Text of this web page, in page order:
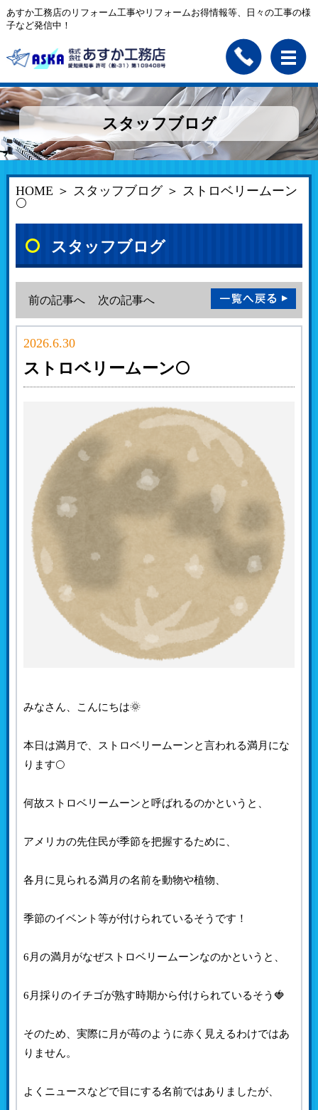
あすか工務店のリフォーム工事やリフォームお得情報等、日々の工事の様
子など発信中！
スタッフブログ
HOME ＞ スタッフブログ＞ ストロベリームーン
🌕
スタッフブログ
前の記事へ 次の記事へ
2026.6.30
ストロベリームーン🌕
みなさん、こんにちは🌞
本日は満月で、ストロベリームーンと言われる満月にな
ります🌕
何故ストロベリームーンと呼ばれるのかというと、
アメリカの先住民が季節を把握するために、
各月に見られる満月の名前を動物や植物、
季節のイベント等が付けられているそうです！
6月の満月がなぜストロベリームーンなのかというと、
6月採りのイチゴが熟す時期から付けられているそう🍓
そのため、実際に月が苺のように赤く見えるわけではあ
りません。
よくニュースなどで目にする名前ではありましたが、